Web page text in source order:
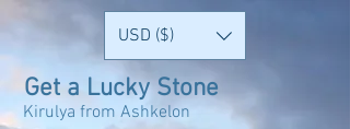
USD ($)
Get a Lucky Stone
Kirulya from Ashkelon